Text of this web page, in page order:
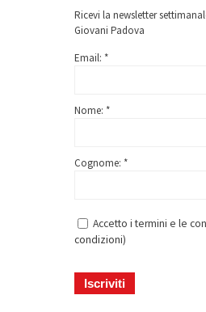
Ricevi la newsletter
Giovani Padova
Email: *
Nome: *
Cognome: *
Accetto i termini e le
condizioni)